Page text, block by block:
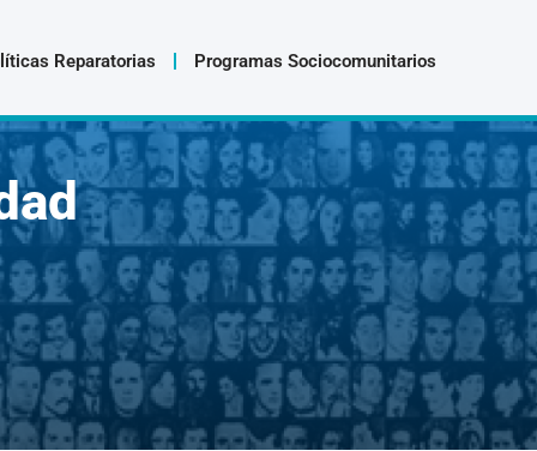
Reparatorias Programas Sociocomunitarios